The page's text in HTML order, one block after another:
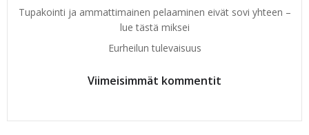
Tupakointi ja ammattimainen pelaaminen eivät sovi yhteen –
lue tästä miksei
Eurheilun tulevaisuus
Viimeisimmät kommentit